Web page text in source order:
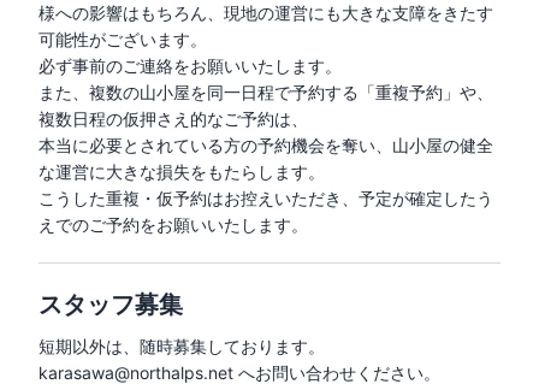
様への影響はもちろん、現地の運営にも大きな支障をきたす
可能性がございます。
必ず事前のご連絡をお願いいたします。
また、複数の山小屋を同一日程で予約する「重複予約」や、
複数日程の仮押さえ的なご予約は、
本当に必要とされている方の予約機会を奪い、山小屋の健全
な運営に大きな損失をもたらします。
こうした重複・仮予約はお控えいただき、予定が確定したう
えでのご予約をお願いいたします。
スタッフ募集
短期以外は、随時募集しております。
karasawa@northalps.net へお問い合わせください。